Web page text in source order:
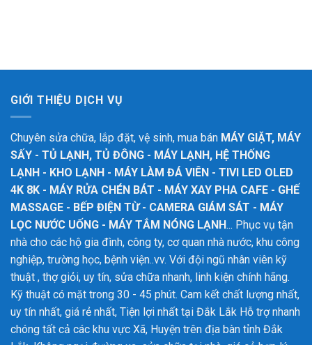
GIỚI THIỆU DỊCH VỤ
Chuyên sửa chữa, lắp đặt, vệ sinh, mua bán MÁY GIẶT, MÁY
SẤY - TỦ LẠNH, TỦ ĐÔNG - MÁY LẠNH, HỆ THỐNG
LẠNH - KHO LẠNH - MÁY LÀM ĐÁ VIÊN - TIVI LED OLED
4K 8K - MÁY RỬA CHÉN BÁT - MÁY XAY PHA CAFE - GHẾ
MASSAGE - BẾP ĐIỆN TỪ - CAMERA GIÁM SÁT - MÁY
LỌC NƯỚC UỐNG - MÁY TẮM NÓNG LẠNH... Phục vụ tận
nhà cho các hộ gia đình, công ty, cơ quan nhà nước, khu công
nghiệp, trường học, bệnh viện..vv. Với đội ngũ nhân viên kỹ
thuật , thợ giỏi, uy tín, sửa chữa nhanh, linh kiện chính hãng.
Kỹ thuật có mặt trong 30 - 45 phút. Cam kết chất lượng nhất,
uy tín nhất, giá rẻ nhất, Tiện lợi nhất tại Đắk Lắk Hỗ trợ nhanh
chóng tất cả các khu vực Xã, Huyện trên địa bàn tỉnh Đắk